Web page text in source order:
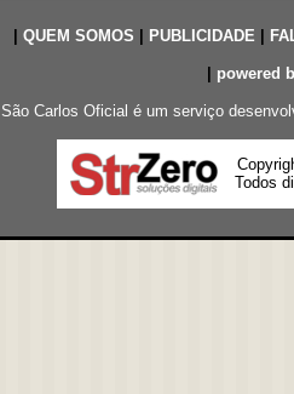
QUEM SOMOS PUBLICIDADE|
powered
São Carlos Oficial é um serviço
Todos